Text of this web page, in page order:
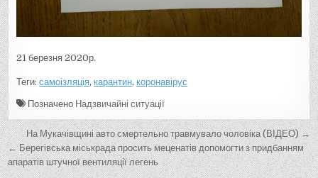
21 березня 2020р.
Теги:самоізляція,карантин,коронавірус
Позначено Надзвичайні ситуації
Н
а
На Мукачівщині авто смертельно травмувало чоловіка (ВІДЕО) →
← Берегівська міськрада просить меценатів допомогти з придбанням
апаратів штучної вентиляції легень